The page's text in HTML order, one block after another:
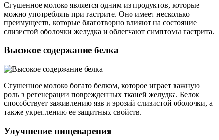
Сгущенное молоко является одним из продуктов, которые
можно употреблять при гастрите. Оно имеет несколько
преимуществ, которые благотворно влияют на состояние
слизистой оболочки желудка и облегчают симптомы гастрита.
Высокое содержание белка
Сгущенное молоко богато белком, которое играет важную
роль в регенерации поврежденных тканей желудка. Белок
способствует заживлению язв и эрозий слизистой оболочки, а
также укреплению ее защитных свойств.
Улучшение пищеварения